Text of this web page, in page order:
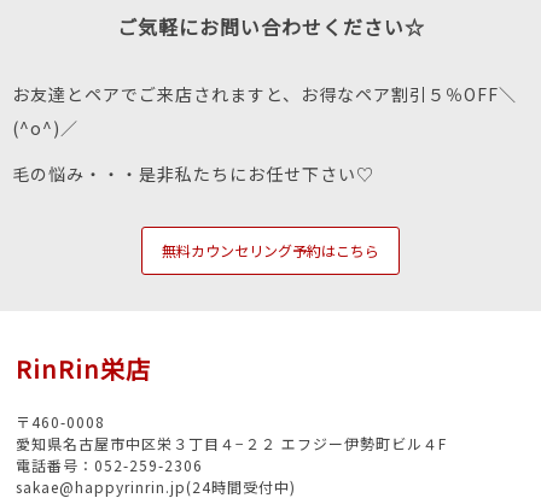
ご気軽にお問い合わせください☆
お友達とペアでご来店されますと、お得なペア割引５％OFF＼
(^o^)／
毛の悩み・・・是非私たちにお任せ下さい♡
無料カウンセリング予約はこちら
RinRin栄店
〒460-0008
愛知県名古屋市中区栄３丁目４−２２ エフジー伊勢町ビル４F
電話番号：052-259-2306
sakae@happyrinrin.jp(24時間受付中)